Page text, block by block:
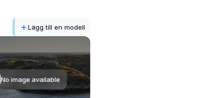
Lägg till en modell
No image available